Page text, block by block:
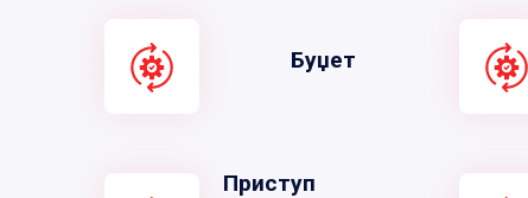
Буџет
Приступ